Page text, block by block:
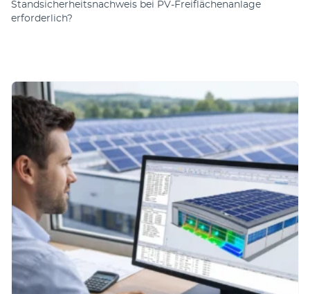
Standsicherheitsnachweis bei PV-Freiflächenanlage
erforderlich?